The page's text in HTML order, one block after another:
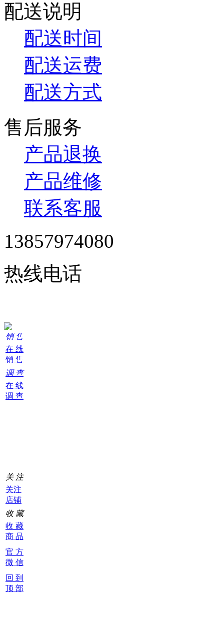
配送说明
配送时间
配送运费
配送方式
售后服务
产品退换
产品维修
联系客服
13857974080
热线电话
销 售
在 线
销 售
调 查
在 线
调 查
关 注
关注
店铺
收 藏
收 藏
商 品
官 方
微 信
回 到
顶 部